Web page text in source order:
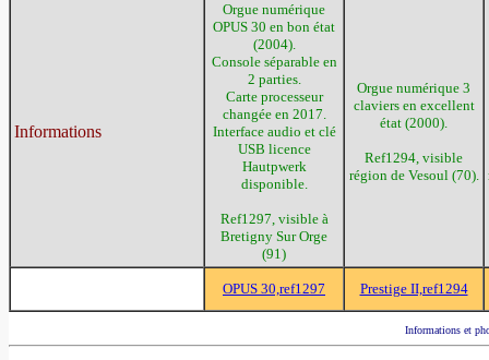
Informations
Orgue numérique
OPUS 30 en bon état
(2004).
Console séparable en
2 parties.
Carte processeur
changée en 2017.
Interface audio et clé
USB licence
Hautpwerk
disponible.
Ref1297, visible à
Bretigny Sur Orge
(91)
Orgue numérique 3
claviers en excellent
état (2000).
Ref1294, visible
région de Vesoul (70).
OPUS 30,ref1297 Prestige II,ref1294
Informations et